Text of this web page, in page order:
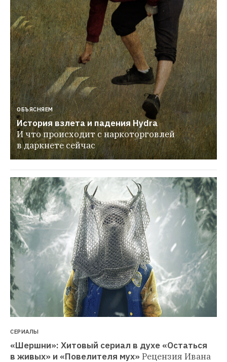
ОБЪЯСНЯЕМ
История взлета и падения Hydra
И что происходит с наркоторговлей
в даркнете сейчас
СЕРИАЛЫ
«Шершни»: Хитовый сериал в духе «Остаться
в живых» и «Повелителя мух» Рецензия Ивана